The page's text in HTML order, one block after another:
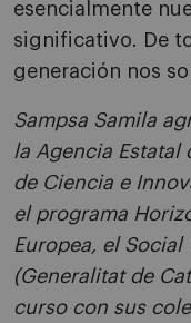
esencialmente
significativo. De
generación nos
Sampsa Samila
la Agencia
de Ciencia e
el programa
Europea, el Social
(Generalitat de
curso con sus